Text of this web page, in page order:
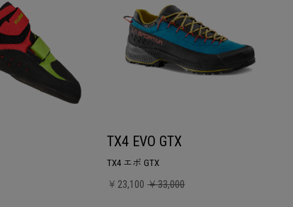
TX4 EVO GTX
TX4 エボ GTX
￥23,100 ￥33,000